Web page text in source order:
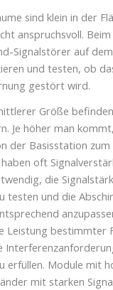
sind klein in der
anspruchsvoll.
Signalstörer auf
und testen, ob
gestört wird.
Größe
Je höher man
der Basisstation
oft
die
testen und die
Leistung bestimmter
erfüllen. Module mit
mit starken